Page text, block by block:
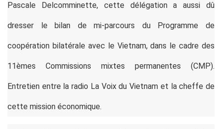
Pascale Delcomminette, cette délégation a aussi dû
dresser le bilan de mi-parcours du Programme de
coopération bilatérale avec le Vietnam, dans le cadre des
11èmes Commissions mixtes permanentes (CMP).
Entretien entre la radio La Voix du Vietnam et la cheffe de
cette mission économique.